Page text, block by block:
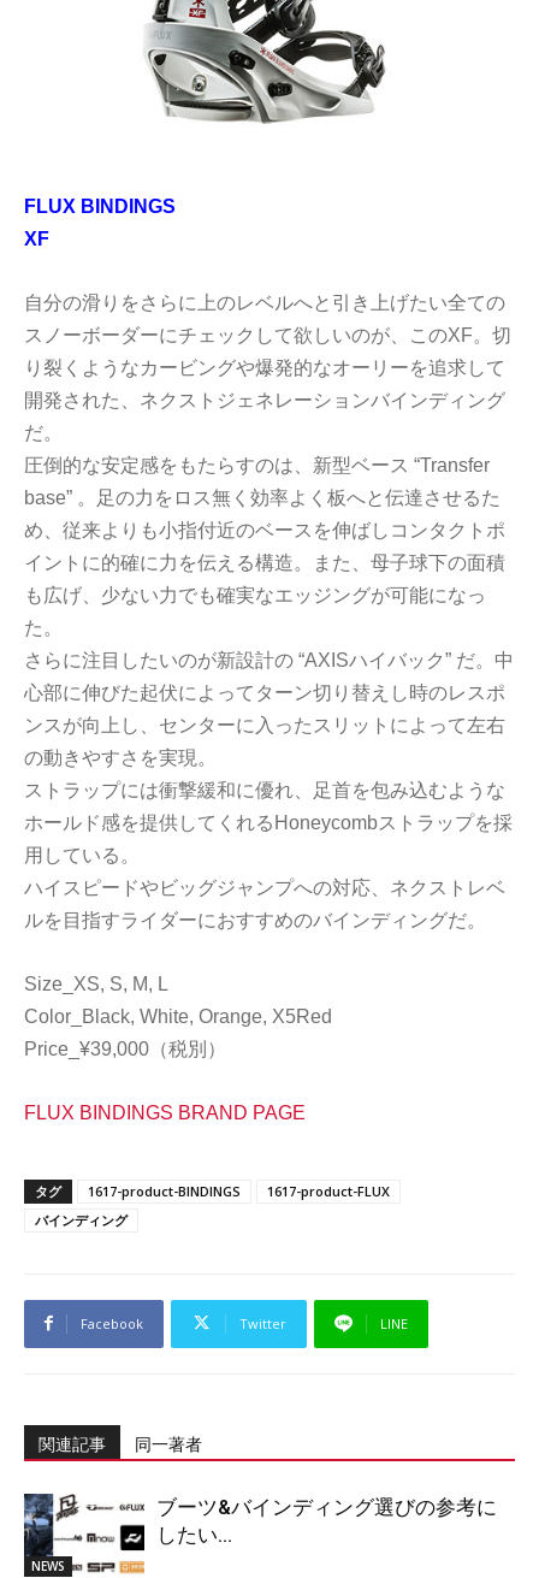
FLUX BINDINGS
XF
自分の滑りをさらに上のレベルへと引き上げたい全ての
スノーボーダーにチェックして欲しいのが、このXF。切
り裂くようなカービングや爆発的なオーリーを追求して
開発された、ネクストジェネレーションバインディング
だ。
圧倒的な安定感をもたらすのは、新型ベース “Transfer
base” 。足の力をロス無く効率よく板へと伝達させるた
め、従来よりも小指付近のベースを伸ばしコンタクトポ
イントに的確に力を伝える構造。また、母子球下の面積
も広げ、少ない力でも確実なエッジングが可能になっ
た。
さらに注目したいのが新設計の “AXISハイバック” だ。中
心部に伸びた起伏によってターン切り替えし時のレスポ
ンスが向上し、センターに入ったスリットによって左右
の動きやすさを実現。
ストラップには衝撃緩和に優れ、足首を包み込むような
ホールド感を提供してくれるHoneycombストラップを採
用している。
ハイスピードやビッグジャンプへの対応、ネクストレベ
ルを目指すライダーにおすすめのバインディングだ。
Size_XS, S, M, L
Color_Black, White, Orange, X5Red
Price_¥39,000（税別）
FLUX BINDINGS BRAND PAGE
タグ 1617-product-BINDINGS
1617-product-FLUX
バインディング
Facebook Twitter LINE
関連記事 同一著者
NEWS
ブーツ&バインディング選びの参考に
したい...